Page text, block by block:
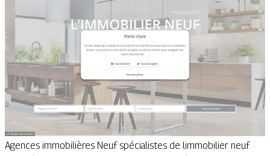
Agences immobilières Neuf spécialistes de limmobilier neuf